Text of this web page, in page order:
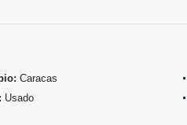
Caracas
Usado